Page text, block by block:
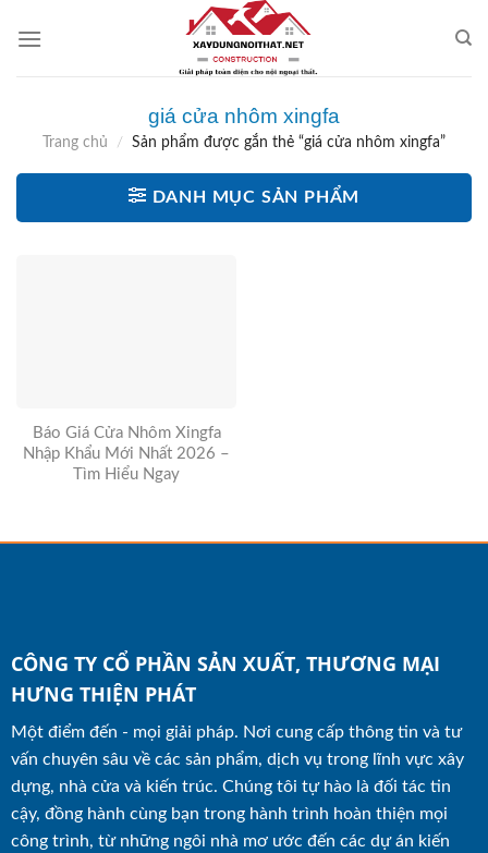
giá cửa nhôm xingfa
Trang chủ / Sản phẩm được gắn thẻ “giá cửa nhôm xingfa”
DANH MỤC SẢN PHẨM
Báo Giá Cửa Nhôm Xingfa
Nhập Khẩu Mới Nhất 2026 –
Tìm Hiểu Ngay
CÔNG TY CỔ PHẦN SẢN XUẤT, THƯƠNG MẠI
HƯNG THIỆN PHÁT
Một điểm đến - mọi giải pháp. Nơi cung cấp thông tin và tư
vấn chuyên sâu về các sản phẩm, dịch vụ trong lĩnh vực xây
dựng, nhà cửa và kiến trúc. Chúng tôi tự hào là đối tác tin
cậy, đồng hành cùng bạn trong hành trình hoàn thiện mọi
công trình, từ những ngôi nhà mơ ước đến các dự án kiến